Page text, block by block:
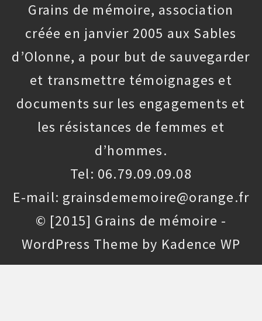
Grains de mémoire, association
créée en janvier 2005 aux Sables
d’Olonne, a pour but de sauvegarder
et transmettre témoignages et
documents sur les engagements et
les résistances de femmes et
d’hommes.
Tel: 06.79.09.09.08
E-mail: grainsdememoire@orange.fr
© [2015] Grains de mémoire -
WordPress Theme by Kadence WP